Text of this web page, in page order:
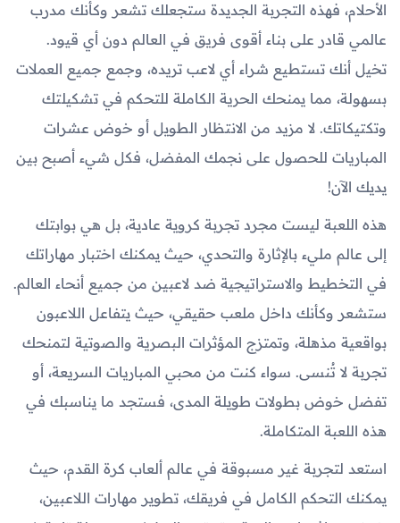
الأحلام، فهذه التجربة الجديدة ستجعلك تشعر وكأنك مدرب
عالمي قادر على بناء أقوى فريق في العالم دون أي قيود.
تخيل أنك تستطيع شراء أي لاعب تريده، وجمع جميع العملات
بسهولة، مما يمنحك الحرية الكاملة للتحكم في تشكيلتك
وتكتيكاتك. لا مزيد من الانتظار الطويل أو خوض عشرات
المباريات للحصول على نجمك المفضل، فكل شيء أصبح بين
يديك الآن!
هذه اللعبة ليست مجرد تجربة كروية عادية، بل هي بوابتك
إلى عالم مليء بالإثارة والتحدي، حيث يمكنك اختبار مهاراتك
في التخطيط والاستراتيجية ضد لاعبين من جميع أنحاء العالم.
ستشعر وكأنك داخل ملعب حقيقي، حيث يتفاعل اللاعبون
بواقعية مذهلة، وتمتزج المؤثرات البصرية والصوتية لتمنحك
تجربة لا تُنسى. سواء كنت من محبي المباريات السريعة، أو
تفضل خوض بطولات طويلة المدى، فستجد ما يناسبك في
هذه اللعبة المتكاملة.
استعد لتجربة غير مسبوقة في عالم ألعاب كرة القدم، حيث
يمكنك التحكم الكامل في فريقك، تطوير مهارات اللاعبين،